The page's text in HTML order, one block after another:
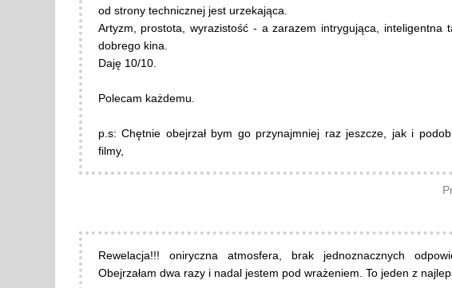
od strony technicznej jest urzekająca.
Artyzm, prostota, wyrazistość - a zarazem intrygująca, inteligentna
dobrego kina.
Daję 10/10.
Polecam każdemu.
p.s: Chętnie obejrzał bym go przynajmniej raz jeszcze, jak i
filmy,
Rewelacja!!! oniryczna atmosfera, brak jednoznacznych
Obejrzałam dwa razy i nadal jestem pod wrażeniem. To jeden z